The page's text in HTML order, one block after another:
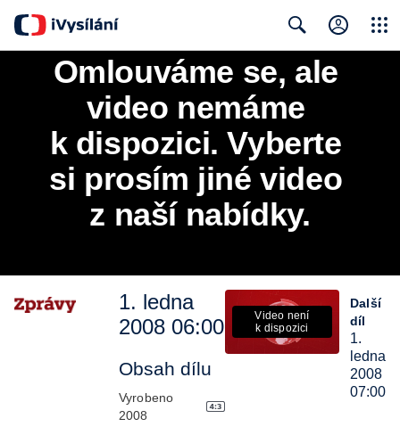
Omlouváme se, ale
video nemáme
k dispozici. Vyberte
si prosím jiné video
z naší nabídky.
1. ledna
2008 06:00
Obsah dílu
Vyrobeno
2008
Video není
k dispozici
Další
díl
1.
ledna
2008
07:00